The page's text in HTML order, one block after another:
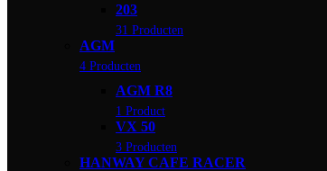
203
31 Producten
AGM
4 Producten
AGM R8
1 Product
VX 50
3 Producten
HANWAY CAFE RACER